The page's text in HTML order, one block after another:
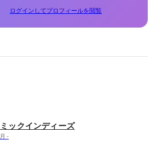
ログインしてプロフィールを閲覧
ックインディーズ
-